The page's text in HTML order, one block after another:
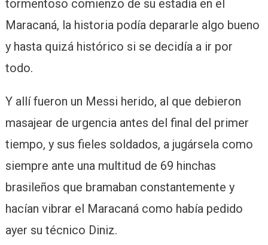
tormentoso comienzo de su estadía en el
Maracaná, la historia podía depararle algo bueno
y hasta quizá histórico si se decidía a ir por
todo.
Y allí fueron un Messi herido, al que debieron
masajear de urgencia antes del final del primer
tiempo, y sus fieles soldados, a jugársela como
siempre ante una multitud de 69 hinchas
brasileños que bramaban constantemente y
hacían vibrar el Maracaná como había pedido
ayer su técnico Diniz.